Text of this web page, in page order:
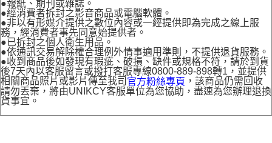
●報紙、期刊或雜誌。
●經消費者拆封之影音商品或電腦軟體。
●非以有形媒介提供之數位內容或一經提供即為完成之線上服
務，經消費者事先同意始提供者。
●已拆封之個人衛生用品。
●依通訊交易解除權合理例外情事適用準則，不提供退貨服務。
●收到商品後如發現有瑕疵、破損、缺件或規格不符，請於到貨
後7天內以客服留言或撥打客服專線0800-889-898轉1，並提供
相關商品照片或影片傳至我司 官方粉絲專頁 ，該商品仍需回收
請勿丟棄，將由UNIKCY客服單位為您協助，盡速為您辦理退換
貨事宜。